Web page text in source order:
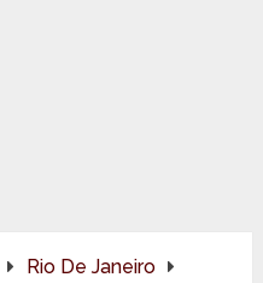
Rio De Janeiro